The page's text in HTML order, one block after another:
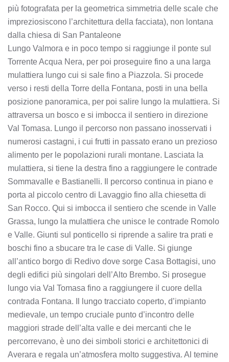
più fotografata per la geometrica simmetria delle scale che
impreziosiscono l’architettura della facciata), non lontana
dalla chiesa di San Pantaleone
Lungo Valmora e in poco tempo si raggiunge il ponte sul
Torrente Acqua Nera, per poi proseguire fino a una larga
mulattiera lungo cui si sale fino a Piazzola. Si procede
verso i resti della Torre della Fontana, posti in una bella
posizione panoramica, per poi salire lungo la mulattiera. Si
attraversa un bosco e si imbocca il sentiero in direzione
Val Tomasa. Lungo il percorso non passano inosservati i
numerosi castagni, i cui frutti in passato erano un prezioso
alimento per le popolazioni rurali montane. Lasciata la
mulattiera, si tiene la destra fino a raggiungere le contrade
Sommavalle e Bastianelli. Il percorso continua in piano e
porta al piccolo centro di Lavaggio fino alla chiesetta di
San Rocco. Qui si imbocca il sentiero che scende in Valle
Grassa, lungo la mulattiera che unisce le contrade Romolo
e Valle. Giunti sul ponticello si riprende a salire tra prati e
boschi fino a sbucare tra le case di Valle. Si giunge
all’antico borgo di Redivo dove sorge Casa Bottagisi, uno
degli edifici più singolari dell’Alto Brembo. Si prosegue
lungo via Val Tomasa fino a raggiungere il cuore della
contrada Fontana. Il lungo tracciato coperto, d’impianto
medievale, un tempo cruciale punto d’incontro delle
maggiori strade dell’alta valle e dei mercanti che le
percorrevano, è uno dei simboli storici e architettonici di
Averara e regala un’atmosfera molto suggestiva. Al temine